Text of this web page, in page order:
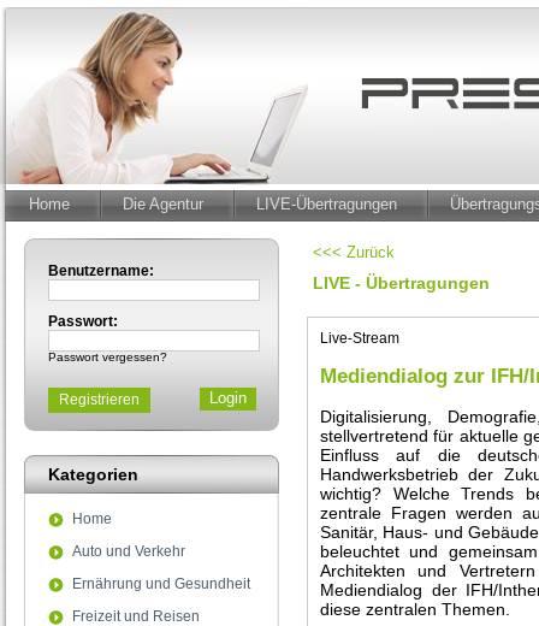
Home Die Agentur LIVE-Übertragungen
Benutzername:
Passwort:
Passwort vergessen?
Registrieren
Kategorien
Home
Auto und Verkehr
Ernährung und Gesundheit
Freizeit und Reisen
<<< Zurück
LIVE - Übertragungen
Live-Stream
Mediendialog zur IFH/
Digitalisierung,
stellvertretend für aktuelle
Einfluss auf die
Handwerksbetrieb der
wichtig? Welche Trends
zentrale Fragen werden
Sanitär, Haus- und
beleuchtet und
Architekten und
Mediendialog der IFH/
diese zentralen Themen.